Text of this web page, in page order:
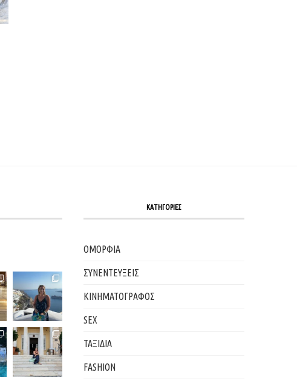
ΚΑΤΗΓΟΡΙΕΣ
ΟΜΟΡΦΙΑ
ΣΥΝΕΝΤΕΥΞΕΙΣ
ΚΙΝΗΜΑΤΟΓΡΑΦΟΣ
SEX
ΤΑΞΙΔΙΑ
FASHION